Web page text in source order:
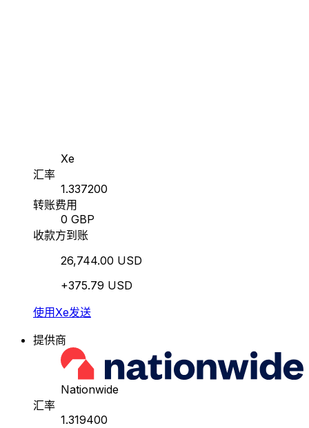
Xe
汇率
1.337200
转账费用
0 GBP
收款方到账
26,744.00 USD
+375.79 USD
使用Xe发送
提供商
Nationwide
汇率
1.319400